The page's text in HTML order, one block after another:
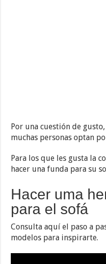
Por una cuestión de
muchas personas optan
Para los que les gusta la
hacer una funda para su
Hacer uma
para el sofá
Consulta aquí el paso a
modelos para inspirarte.